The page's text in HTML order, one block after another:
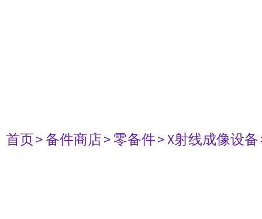
首页> 备件商店> 零备件> X射线成像设备